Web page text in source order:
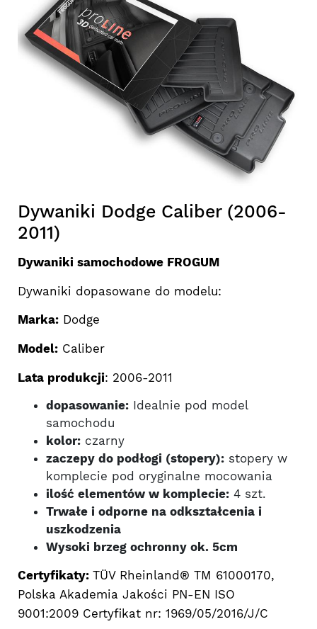
Dywaniki Dodge Caliber (2006-
2011)
Dywaniki samochodowe FROGUM
Dywaniki dopasowane do modelu:
Marka: Dodge
Model: Caliber
Lata produkcji: 2006-2011
dopasowanie: Idealnie pod model
samochodu
kolor: czarny
zaczepy do podłogi (stopery): stopery w
komplecie pod oryginalne mocowania
ilość elementów w komplecie: 4 szt.
Trwałe i odporne na odkształcenia i
uszkodzenia
Wysoki brzeg ochronny ok. 5cm
Certyfikaty: TÜV Rheinland® TM 61000170,
Polska Akademia Jakości PN-EN ISO
9001:2009 Certyfikat nr: 1969/05/2016/J/C